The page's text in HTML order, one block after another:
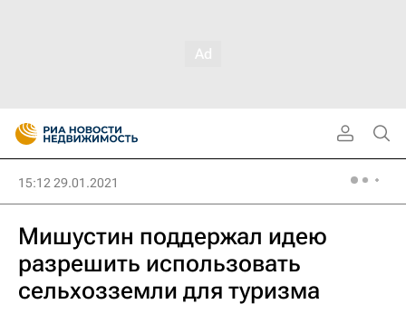
15:12 29.01.2021
Мишустин поддержал идею
разрешить использовать
сельхозземли для туризма